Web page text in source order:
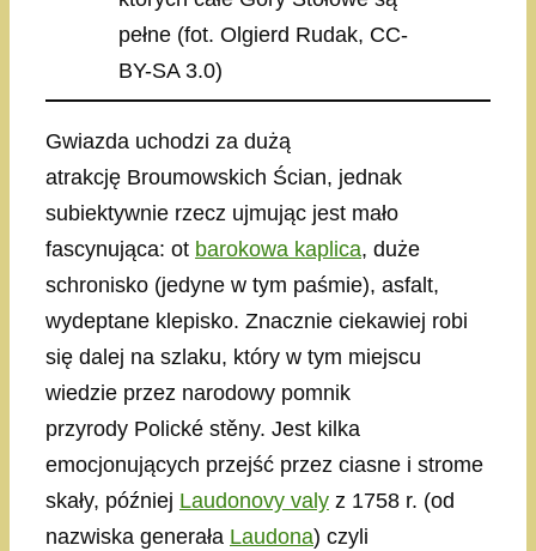
pełne (fot. Olgierd Rudak, CC-
BY-SA 3.0)
Gwiazda uchodzi za dużą
atrakcję Broumowskich Ścian, jednak
subiektywnie rzecz ujmując jest mało
fascynująca: ot barokowa kaplica, duże
schronisko (jedyne w tym paśmie), asfalt,
wydeptane klepisko. Znacznie ciekawiej robi
się dalej na szlaku, który w tym miejscu
wiedzie przez narodowy pomnik
przyrody Polické stěny. Jest kilka
emocjonujących przejść przez ciasne i strome
skały, później Laudonovy valy z 1758 r. (od
nazwiska generała Laudona) czyli